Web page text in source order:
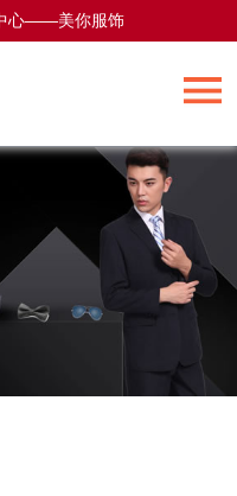
心——美你服饰
心——美你服饰